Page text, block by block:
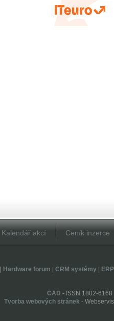
Kalendář akcí Ceník inzerce
Hardware forum CRM systémy|
CAD - ISSN 1802-6168
Tvorba webových stránek -